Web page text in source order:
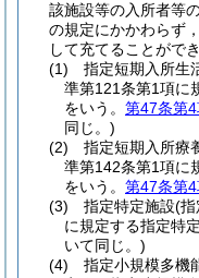
該施設等の入所者等
の規定にかかわらず
して充てることができ
(1)
指定短期入所生
準第121条第1項に
をいう。 第47条第
同じ。)
(2)
指定短期入所療
準第142条第1項に
をいう。 第47条第
(3)
指定特定施設(指
に規定する指定特
いて同じ。)
(4)
指定小規模多機